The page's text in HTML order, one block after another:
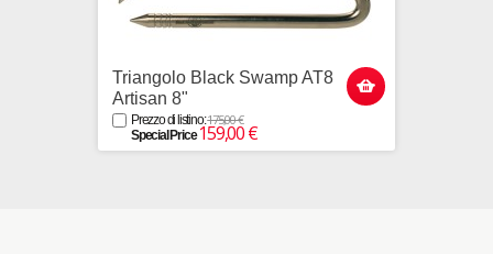
Triangolo Black Swamp AT8
Artisan 8"
Prezzo di listino:175,00 €
Special Price 159,00 €